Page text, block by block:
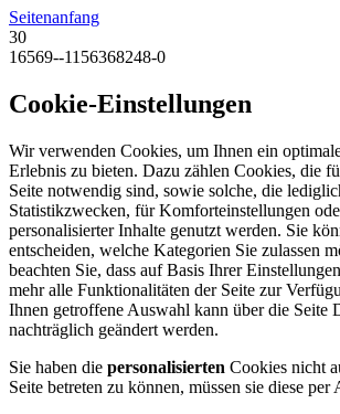
Seitenanfang
30
16569--1156368248-0
Cookie-Einstellungen
Wir verwenden Cookies, um Ihnen ein
Erlebnis zu bieten. Dazu zählen Cookies, die
Seite notwendig sind, sowie solche, die
Statistikzwecken, für Komforteinstellungen
personalisierter Inhalte genutzt werden. Sie
entscheiden, welche Kategorien Sie zulassen
beachten Sie, dass auf Basis Ihrer
mehr alle Funktionalitäten der Seite zur
Ihnen getroffene Auswahl kann über die Seite
nachträglich geändert werden.
Sie haben die personalisierten Cookies nicht
Seite betreten zu können, müssen sie diese per